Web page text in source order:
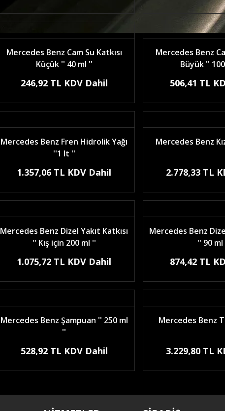
Mercedes Benz Cam Su Katkısı
Küçük '' 40 ml ''
246,92 TL KDV Dahil
Mercedes Benz
Büyük ''
506,41 TL
Mercedes Benz Fren Hidrolik Yağı
''1 lt ''
1.357,06 TL KDV Dahil
Mercedes Benz
2.778,33 TL
Mercedes Benz Dizel Yakıt Katkısı
'' Kış için 200 ml ''
1.075,72 TL KDV Dahil
Mercedes Benz
'' 90 ml
874,42 TL
Mercedes Benz Şampuan '' 250 ml
''
528,92 TL KDV Dahil
Mercedes Benz
3.229,80 TL